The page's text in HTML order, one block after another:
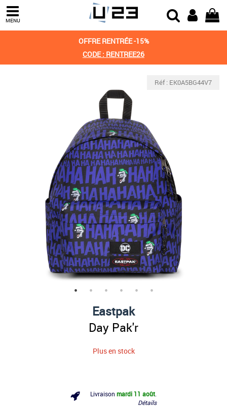
MENU
OFFRE RENTRÉE -15%
CODE : RENTREE26
Réf : EK0A5BG44V7
Eastpak
Day Pak'r
Plus en stock
Livraison mardi 11 août
Détails